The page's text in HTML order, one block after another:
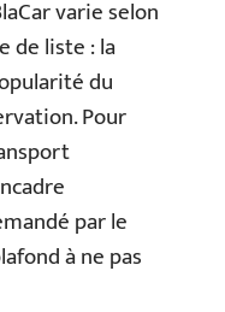
varie selon
de liste : la
du
Pour
par le
à ne pas